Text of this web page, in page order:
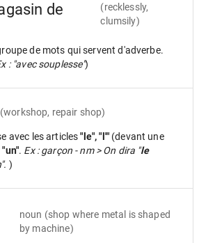
de
(recklessly,
clumsily)
de mots qui servent d'adverbe.
: "avec souplesse")
(workshop, repair shop)
avec les articles"le", "l'" (devant une
"un". Ex : garçon - nm > On dira "le
)
noun (shop where metal is shaped
by machine)